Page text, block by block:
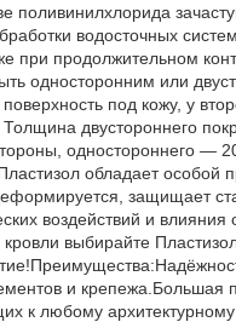
поливинилхлорида
водосточных
при продолжительном
односторонним или
под кожу, у
Толщина двустороннего
одностороннего —
обладает особой
защищает
воздействий и
выбирайте
и крепежа.Большая
к любому архитектурному